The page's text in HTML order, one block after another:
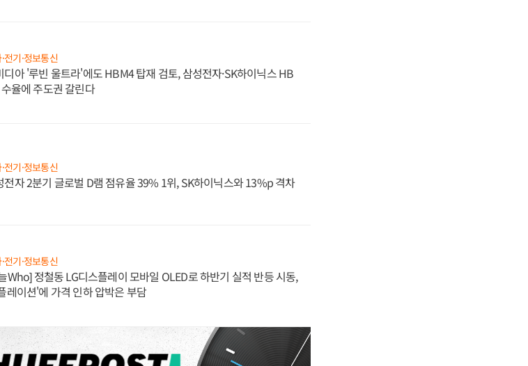
전기·정보통신
디아 '루빈 울트라'에도 HBM4 탑재 검토, 삼성전자·SK하이닉스 HB
율에 주도권 갈린다
전기·정보통신
전자 2분기 글로벌 D램 점유율 39% 1위, SK하이닉스와 13%p 격차
전기·정보통신
Who] 정철동 LG디스플레이 모바일 OLED로 하반기 실적 반등 시동,
레이션'에 가격 인하 압박은 부담